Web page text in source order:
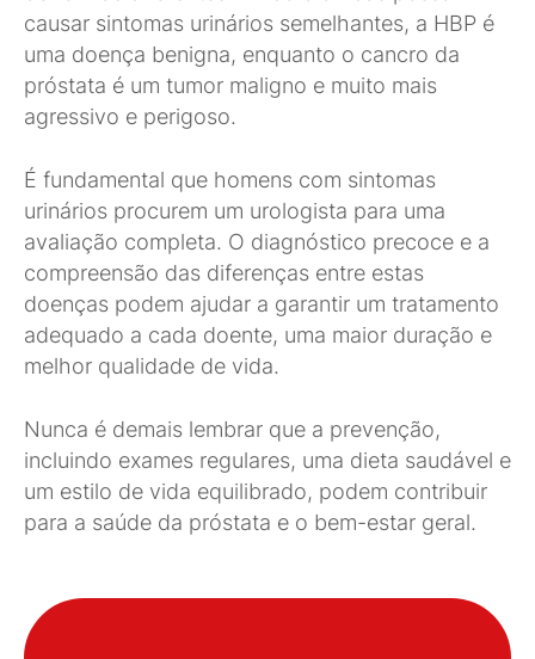
causar sintomas urinários semelhantes, a HBP é
uma doença benigna, enquanto o cancro da
próstata é um tumor maligno e muito mais
agressivo e perigoso.
É fundamental que homens com sintomas
urinários procurem um urologista para uma
avaliação completa. O diagnóstico precoce e a
compreensão das diferenças entre estas
doenças podem ajudar a garantir um tratamento
adequado a cada doente, uma maior duração e
melhor qualidade de vida.
Nunca é demais lembrar que a prevenção,
incluindo exames regulares, uma dieta saudável e
um estilo de vida equilibrado, podem contribuir
para a saúde da próstata e o bem-estar geral.